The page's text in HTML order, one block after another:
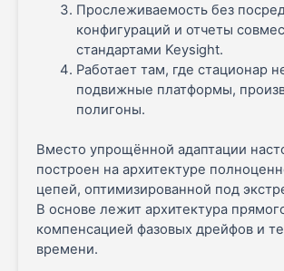
Прослеживаемость без
конфигураций и отчеты
стандартами Keysight.
Работает там, где стационар
подвижные платформы,
полигоны.
Вместо упрощённой адаптации
построен на архитектуре
цепей, оптимизированной под
В основе лежит архитектура
компенсацией фазовых дрейфов и
времени.